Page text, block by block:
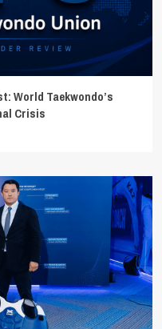
World Taekwondo’s
Crisis